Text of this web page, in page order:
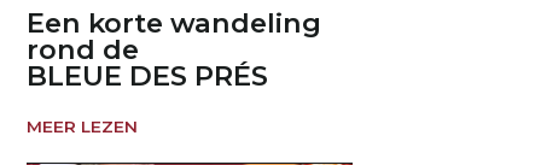
Een korte wandeling
rond de
BLEUE DES PRÉS
MEER LEZEN